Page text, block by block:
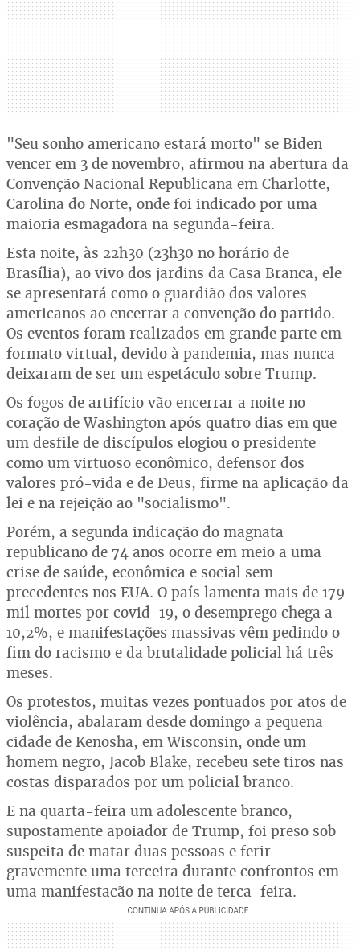
"Seu sonho americano estará morto" se Biden
vencer em 3 de novembro, afirmou na abertura da
Convenção Nacional Republicana em Charlotte,
Carolina do Norte, onde foi indicado por uma
maioria esmagadora na segunda-feira.
Esta noite, às 22h30 (23h30 no horário de
Brasília), ao vivo dos jardins da Casa Branca, ele
se apresentará como o guardião dos valores
americanos ao encerrar a convenção do partido.
Os eventos foram realizados em grande parte em
formato virtual, devido à pandemia, mas nunca
deixaram de ser um espetáculo sobre Trump.
Os fogos de artifício vão encerrar a noite no
coração de Washington após quatro dias em que
um desfile de discípulos elogiou o presidente
como um virtuoso econômico, defensor dos
valores pró-vida e de Deus, firme na aplicação da
lei e na rejeição ao "socialismo".
Porém, a segunda indicação do magnata
republicano de 74 anos ocorre em meio a uma
crise de saúde, econômica e social sem
precedentes nos EUA. O país lamenta mais de 179
mil mortes por covid-19, o desemprego chega a
10,2%, e manifestações massivas vêm pedindo o
fim do racismo e da brutalidade policial há três
meses.
Os protestos, muitas vezes pontuados por atos de
violência, abalaram desde domingo a pequena
cidade de Kenosha, em Wisconsin, onde um
homem negro, Jacob Blake, recebeu sete tiros nas
costas disparados por um policial branco.
E na quarta-feira um adolescente branco,
supostamente apoiador de Trump, foi preso sob
suspeita de matar duas pessoas e ferir
gravemente uma terceira durante confrontos em
uma manifestação na noite de terça-feira.